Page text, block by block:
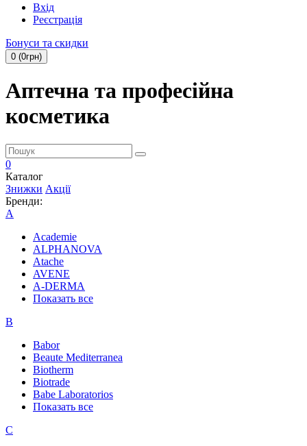
Вхід
Реєстрація
Бонуси та скидки
0 (0грн)
Аптечна та професійна
косметика
0
Каталог
Знижки Акції
Бренди:
A
Academie
ALPHANOVA
Atache
AVENE
A-DERMA
Показать все
B
Babor
Beaute Mediterranea
Biotherm
Biotrade
Babe Laboratorios
Показать все
C